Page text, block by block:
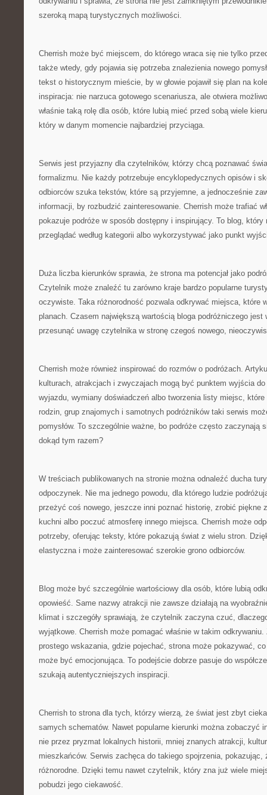
szeroką mapą turystycznych możliwości.
Cherrish może być miejscem, do którego wraca się nie tylko
także wtedy, gdy pojawia się potrzeba znalezienia nowego
tekst o historycznym mieście, by w głowie pojawił się plan na
inspiracja: nie narzuca gotowego scenariusza, ale otwiera
właśnie taką rolę dla osób, które lubią mieć przed sobą wiele
który w danym momencie najbardziej przyciąga.
Serwis jest przyjazny dla czytelników, którzy chcą poznawać
formalizmu. Nie każdy potrzebuje encyklopedycznych opisów i
odbiorców szuka tekstów, które są przyjemne, a jednocześnie
informacji, by rozbudzić zainteresowanie. Cherrish może trafiać
pokazuje podróże w sposób dostępny i inspirujący. To blog,
przeglądać według kategorii albo wykorzystywać jako punkt
Duża liczba kierunków sprawia, że strona ma potencjał jako
Czytelnik może znaleźć tu zarówno kraje bardzo popularne
oczywiste. Taka różnorodność pozwala odkrywać miejsca, które
planach. Czasem największą wartością bloga podróżniczego jest
przesunąć uwagę czytelnika w stronę czegoś nowego,
Cherrish może również inspirować do rozmów o podróżach.
kulturach, atrakcjach i zwyczajach mogą być punktem wyjścia do
wyjazdu, wymiany doświadczeń albo tworzenia listy miejsc,
rodzin, grup znajomych i samotnych podróżników taki serwis
pomysłów. To szczególnie ważne, bo podróże często zaczynają
dokąd tym razem?
W treściach publikowanych na stronie można odnaleźć ducha
odpoczynek. Nie ma jednego powodu, dla którego ludzie
przeżyć coś nowego, jeszcze inni poznać historię, zrobić piękne
kuchni albo poczuć atmosferę innego miejsca. Cherrish może
potrzeby, oferując teksty, które pokazują świat z wielu stron.
elastyczna i może zainteresować szerokie grono odbiorców.
Blog może być szczególnie wartościowy dla osób, które lubią
opowieść. Same nazwy atrakcji nie zawsze działają na
klimat i szczegóły sprawiają, że czytelnik zaczyna czuć,
wyjątkowe. Cherrish może pomagać właśnie w takim
prostego wskazania, gdzie pojechać, strona może pokazywać,
może być emocjonująca. To podejście dobrze pasuje do
szukają autentyczniejszych inspiracji.
Cherrish to strona dla tych, którzy wierzą, że świat jest zbyt
samych schematów. Nawet popularne kierunki można zobaczyć
nie przez pryzmat lokalnych historii, mniej znanych atrakcji,
mieszkańców. Serwis zachęca do takiego spojrzenia, pokazując,
różnorodne. Dzięki temu nawet czytelnik, który zna już wiele
pobudzi jego ciekawość.